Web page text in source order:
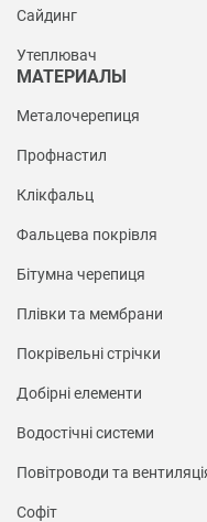
Сайдинг
Утеплювач
МАТЕРИАЛЫ
Металочерепиця
Профнастил
Клікфальц
Фальцева покрівля
Бітумна черепиця
Плівки та мембрани
Покрівельні стрічки
Добірні елементи
Водостічні системи
Повітроводи та
Софіт